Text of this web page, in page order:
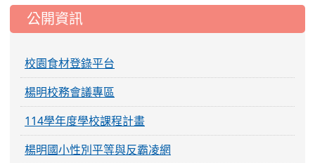
公開資訊
校園食材登錄平台
楊明校務會議專區
114學年度學校課程計畫
楊明國小性別平等與反霸凌網